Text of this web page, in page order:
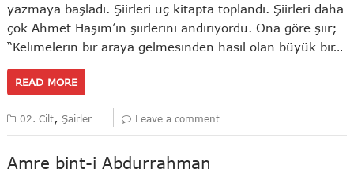
yazmaya başladı. Şiirleri üç kitapta toplandı. Şiirleri daha
çok Ahmet Haşim’in şiirlerini andırıyordu. Ona göre şiir;
“Kelimelerin bir araya gelmesinden hasıl olan büyük bir…
READ MORE
02. Cilt,Şairler Leave a comment
Amre bint-i Abdurrahman